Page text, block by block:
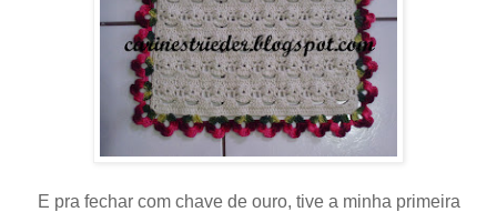
E pra fechar com chave de ouro, tive a minha primeira